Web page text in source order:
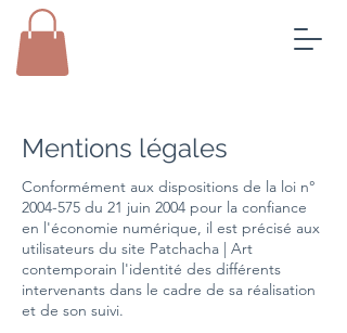
Mentions légales
Conformément aux dispositions de la loi n°
2004-575 du 21 juin 2004 pour la confiance
en l'économie numérique, il est précisé aux
utilisateurs du site Patchacha | Art
contemporain l'identité des différents
intervenants dans le cadre de sa réalisation
et de son suivi.